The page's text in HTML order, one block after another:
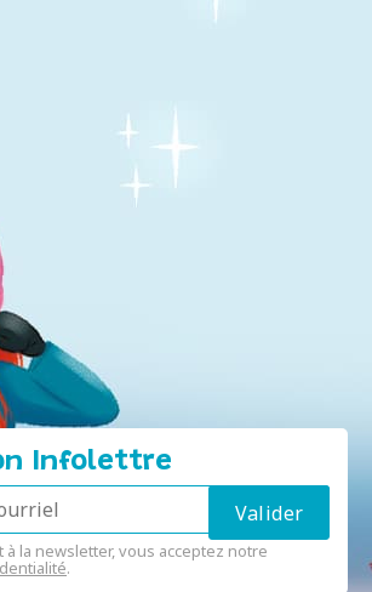
Infolettre
à la newsletter, vous acceptez notre
.